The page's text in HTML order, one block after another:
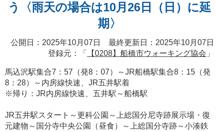
う〈雨天の場合は10月26日（日）に延
期〉
公開日：2025年10月07日 最終更新日：2025年10月07日
登録元：「
【0208】船橋市ウォーキング協会 」
馬込沢駅集合7：57（発8：07）～JR船橋駅集合8：15（発
8：28）～内房線快速、JR五井駅着
※帰り：JR内房線快速、五井駅～船橋駅
JR五井駅スタート～更科公園～上総国分尼寺跡展示場・復
元建物～国分寺中央公園（昼食）～上総国分寺跡～小湊鉄